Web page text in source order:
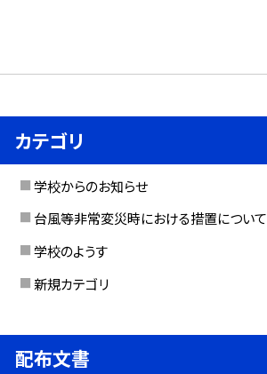
カテゴリ
学校からのお知らせ
台風等非常変災時における措置について
学校のようす
新規カテゴリ
配布文書